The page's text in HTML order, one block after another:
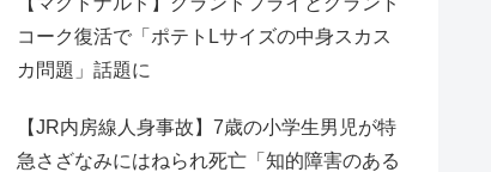
コーク復活で「ポテトLサイズの中身スカス
カ問題」話題に
【JR内房線人身事故】7歳の小学生男児が特
急さざなみにはねられ死亡「知的障害のある